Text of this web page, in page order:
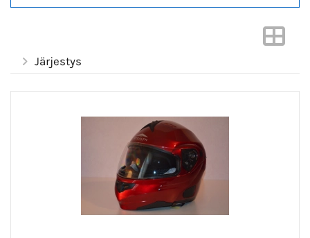
Järjestys